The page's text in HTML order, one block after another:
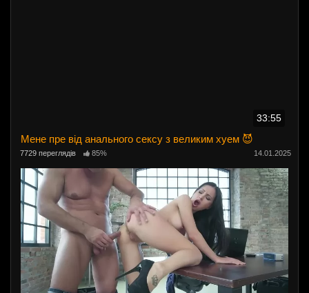
33:55
Мене пре від анального сексу з великим хуем 😈
7729 переглядів 85% 14.01.2025